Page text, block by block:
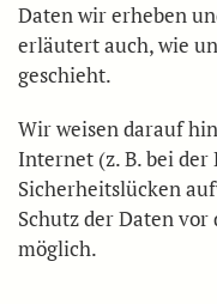
Daten wir erheben
erläutert auch, wie
geschieht.
Wir weisen darauf
Internet (z. B. bei
Sicherheitslücken
Schutz der Daten
möglich.